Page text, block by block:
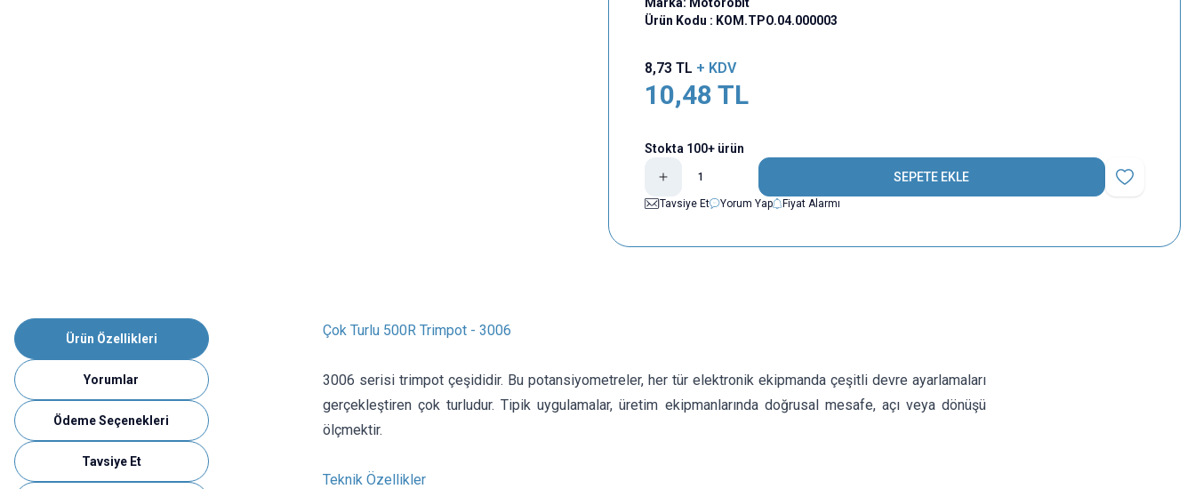
Ürün Kodu : KOM.TPO.04.000003
8,73 TL + KDV
10,48 TL
Stokta 100+ ürün
SEPETE EKLE
Favoriye Ekle
Tavsiye Et
Yorum Yap Fiyat Alarmı
Ürün Özellikleri
Yorumlar
Ödeme Seçenekleri
Tavsiye Et
Çok Turlu 500R Trimpot - 3006
3006 serisi trimpot çeşididir. Bu potansiyometreler, her tür elektronik ekipmanda çeşitli devre ayarlamaları
gerçekleştiren çok turludur. Tipik uygulamalar, üretim ekipmanlarında doğrusal mesafe, açı veya dönüşü
ölçmektir.
Teknik Özellikler